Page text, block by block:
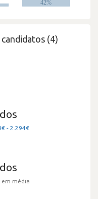
(4)
- 2.294€
em média